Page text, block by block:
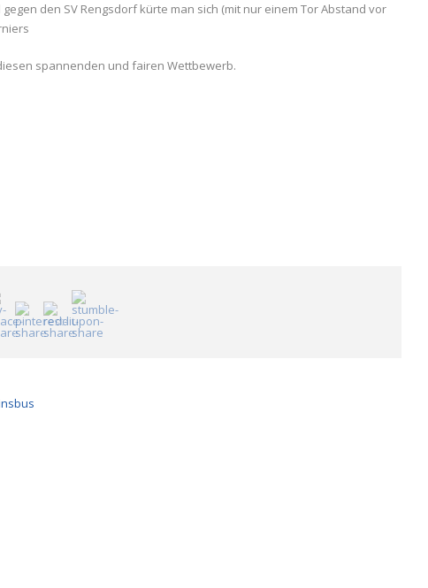
den SV Rengsdorf kürte man sich (mit nur einem Tor Abstand vor
spannenden und fairen Wettbewerb.